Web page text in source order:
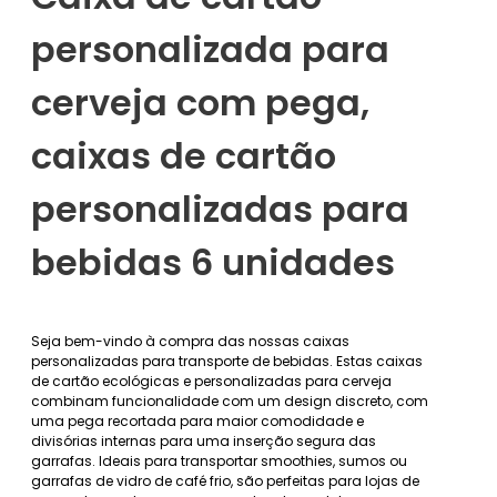
personalizada para
cerveja com pega,
caixas de cartão
personalizadas para
bebidas 6 unidades
Seja bem-vindo à compra das nossas caixas
personalizadas para transporte de bebidas. Estas caixas
de cartão ecológicas e personalizadas para cerveja
combinam funcionalidade com um design discreto, com
uma pega recortada para maior comodidade e
divisórias internas para uma inserção segura das
garrafas. Ideais para transportar smoothies, sumos ou
garrafas de vidro de café frio, são perfeitas para lojas de